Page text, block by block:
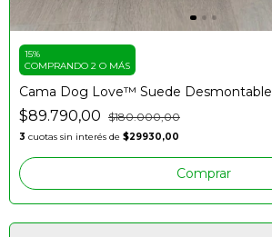
15%
COMPRANDO 2 O MÁS
Cama Dog Love™️ Suede Desmontable
$89.790,00 $180.000,00
3 cuotas sin interés de $29930,00
Comprar